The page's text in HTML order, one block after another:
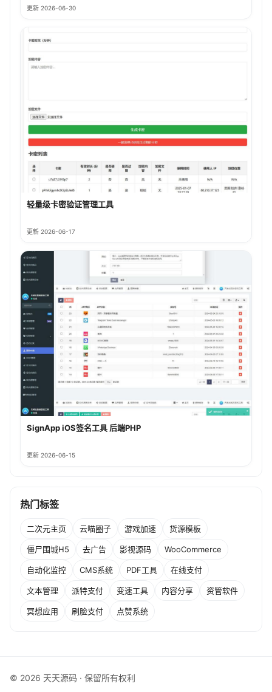
更新 2026-06-30
轻量级卡密验证管理工具
更新 2026-06-17
SignApp iOS签名工具 后端PHP
更新 2026-06-15
热门标签
二次元主页 云喵圈子 游戏加速 货源模板
僵尸围城H5 去广告 影视源码 WooCommerce
自动化监控 CMS系统 PDF工具 在线支付
文本管理 派特支付 变速工具 内容分享 资管软件
冥想应用 刷脸支付 点赞系统
© 2026 天天源码 · 保留所有权利